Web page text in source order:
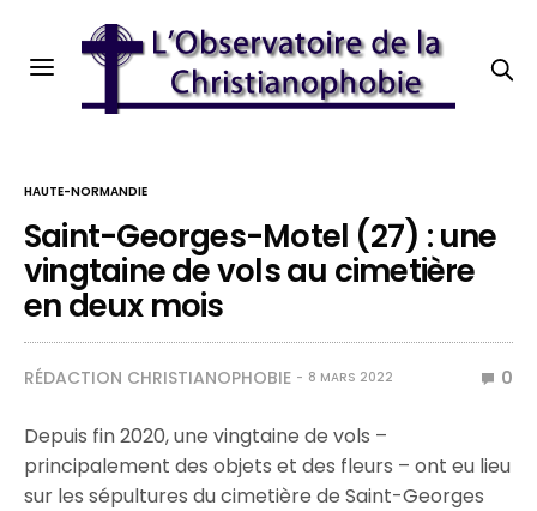
HAUTE-NORMANDIE
Saint-Georges-Motel (27) : une
vingtaine de vols au cimetière
en deux mois
RÉDACTION CHRISTIANOPHOBIE 8 MARS 2022 0
Depuis fin 2020, une vingtaine de vols –
principalement des objets et des fleurs – ont eu lieu
sur les sépultures du cimetière de Saint-Georges